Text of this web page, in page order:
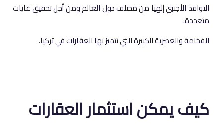
التوافد الأجنبي إلهيا من مختلف دول العالم ومن أجل تحقيق غايات
متعددة.
الفخامة والعصرية الكبيرة التي تتميز بها العقارات في تركيا.
كيف يمكن استثمار العقارات